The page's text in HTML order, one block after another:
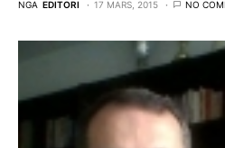
NGA EDITORI 17 MARS, 2015 NO